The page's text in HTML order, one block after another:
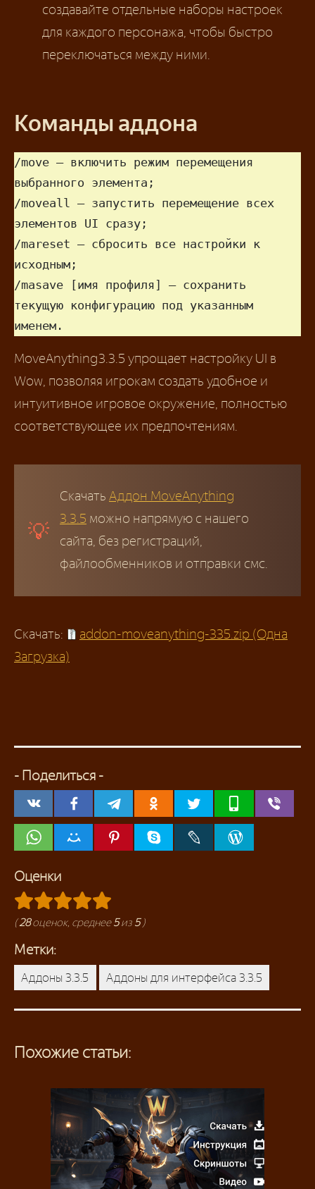
создавайте отдельные наборы настроек
для каждого персонажа, чтобы быстро
переключаться между ними.
Команды аддона
/move – включить режим перемещения
выбранного элемента;
/moveall – запустить перемещение всех
элементов UI сразу;
/mareset – сбросить все настройки к
исходным;
/masave [имя профиля] – сохранить
текущую конфигурацию под указанным
именем.
MoveAnything 3.3.5 упрощает настройку UI в
Wow, позволяя игрокам создать удобное и
интуитивное игровое окружение, полностью
соответствующее их предпочтениям.
Скачать Аддон MoveAnything
3.3.5 можно напрямую с нашего
сайта, без регистраций,
файлообменников и отправки смс.
Скачать:
addon-moveanything-335.zip (Одна
Загрузка)
- Поделиться -
Оценки
(28оценок, среднее5из 5)
Метки:
Аддоны 3.3.5 Аддоны для интерфейса 3.3.5
Похожие статьи: